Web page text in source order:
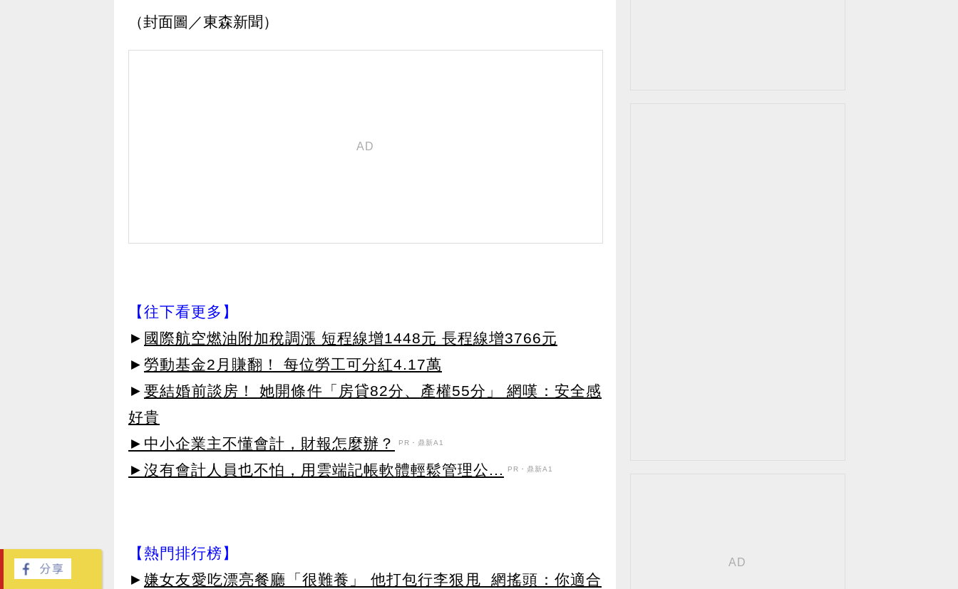
（封面圖／東森新聞）
【往下看更多】
► 國際航空燃油附加稅調漲 短程線增1448元 長程線增3766元
► 勞動基金2月賺翻！ 每位勞工可分紅4.17萬
► 要結婚前談房！ 她開條件「房貸82分、產權55分」 網嘆：安全感
好貴
►中小企業主不懂會計，財報怎麼辦？
PR・鼎新A1
►沒有會計人員也不怕，用雲端記帳軟體輕鬆管理公... PR・鼎新A1
【熱門排行榜】
► 嫌女友愛吃漂亮餐廳「很難養」 他打包行李狠甩 網搖頭：你適合